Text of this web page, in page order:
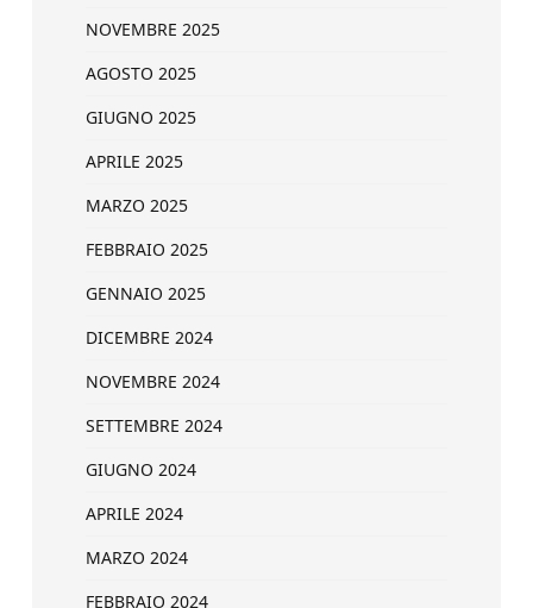
NOVEMBRE 2025
AGOSTO 2025
GIUGNO 2025
APRILE 2025
MARZO 2025
FEBBRAIO 2025
GENNAIO 2025
DICEMBRE 2024
NOVEMBRE 2024
SETTEMBRE 2024
GIUGNO 2024
APRILE 2024
MARZO 2024
FEBBRAIO 2024